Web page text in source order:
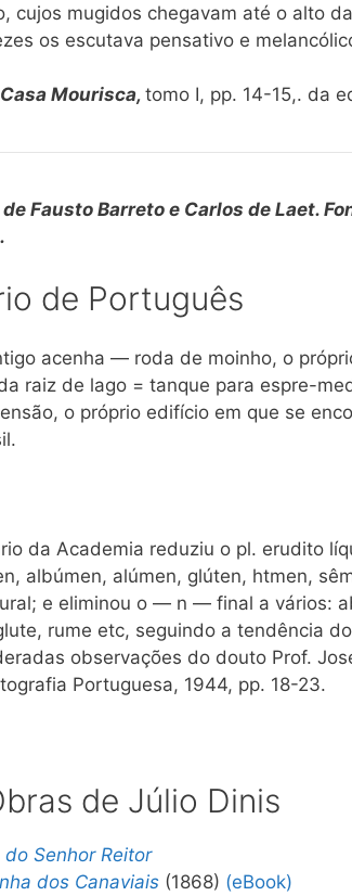
cujos mugidos chegavam até o alto
os escutava pensativo e
Mourisca, tomo I, pp. 14-15,. da
Fausto Barreto e Carlos de Laet.
de Português
acenha — roda de moinho, o
raiz de lago = tanque para espre-
o próprio edifício em que se
da Academia reduziu o pl. erudito
albúmen, alúmen, glúten, htmen,
e eliminou o — n — final a vários:
rume etc, seguindo a tendência
observações do douto Prof.
Portuguesa, 1944, pp. 18-23.
de Júlio Dinis
Senhor Reitor
dos Canaviais (1868) (eBook)